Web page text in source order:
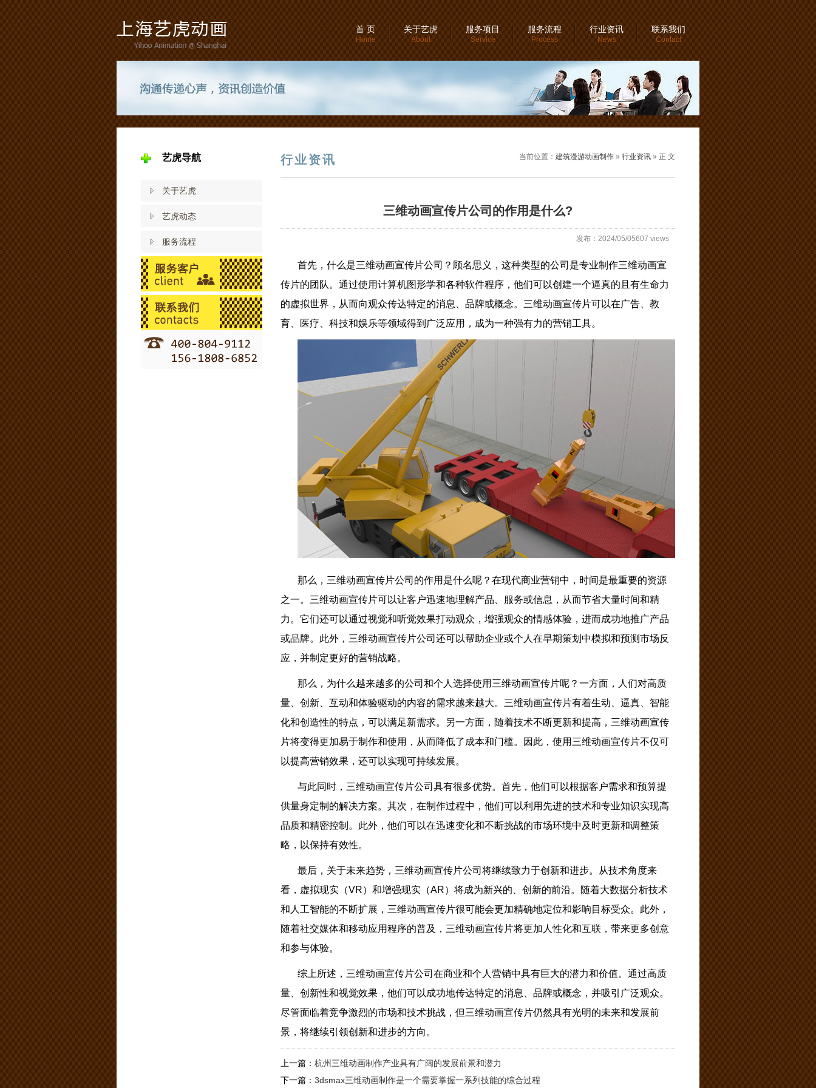
首 页
Home
关于艺虎
About
服务项目
Service
服务流程
Process
行业资讯
News
联系我们
Contact
艺虎导航
关于艺虎
艺虎动态
服务流程
行业资讯 当前位置： 建筑漫游动画制作 » 行业资讯 » 正 文
三维动画宣传片公司的作用是什么?
发布：2024/05/05607 views
首先，什么是三维动画宣传片公司？顾名思义，这种类型的公司是专业制作三维动画宣
传片的团队。通过使用计算机图形学和各种软件程序，他们可以创建一个逼真的且有生命力
的虚拟世界，从而向观众传达特定的消息、品牌或概念。三维动画宣传片可以在广告、教
育、医疗、科技和娱乐等领域得到广泛应用，成为一种强有力的营销工具。
那么，三维动画宣传片公司的作用是什么呢？在现代商业营销中，时间是最重要的资源
之一。三维动画宣传片可以让客户迅速地理解产品、服务或信息，从而节省大量时间和精
力。它们还可以通过视觉和听觉效果打动观众，增强观众的情感体验，进而成功地推广产品
或品牌。此外，三维动画宣传片公司还可以帮助企业或个人在早期策划中模拟和预测市场反
应，并制定更好的营销战略。
那么，为什么越来越多的公司和个人选择使用三维动画宣传片呢？一方面，人们对高质
量、创新、互动和体验驱动的内容的需求越来越大。三维动画宣传片有着生动、逼真、智能
化和创造性的特点，可以满足新需求。另一方面，随着技术不断更新和提高，三维动画宣传
片将变得更加易于制作和使用，从而降低了成本和门槛。因此，使用三维动画宣传片不仅可
以提高营销效果，还可以实现可持续发展。
与此同时，三维动画宣传片公司具有很多优势。首先，他们可以根据客户需求和预算提
供量身定制的解决方案。其次，在制作过程中，他们可以利用先进的技术和专业知识实现高
品质和精密控制。此外，他们可以在迅速变化和不断挑战的市场环境中及时更新和调整策
略，以保持有效性。
最后，关于未来趋势，三维动画宣传片公司将继续致力于创新和进步。从技术角度来
看，虚拟现实（VR）和增强现实（AR）将成为新兴的、创新的前沿。随着大数据分析技术
和人工智能的不断扩展，三维动画宣传片很可能会更加精确地定位和影响目标受众。此外，
随着社交媒体和移动应用程序的普及，三维动画宣传片将更加人性化和互联，带来更多创意
和参与体验。
综上所述，三维动画宣传片公司在商业和个人营销中具有巨大的潜力和价值。通过高质
量、创新性和视觉效果，他们可以成功地传达特定的消息、品牌或概念，并吸引广泛观众。
尽管面临着竞争激烈的市场和技术挑战，但三维动画宣传片仍然具有光明的未来和发展前
景，将继续引领创新和进步的方向。
上一篇： 杭州三维动画制作产业具有广阔的发展前景和潜力
下一篇： 3dsmax三维动画制作是一个需要掌握一系列技能的综合过程